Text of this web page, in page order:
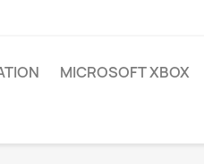
MICROSOFT XBOX